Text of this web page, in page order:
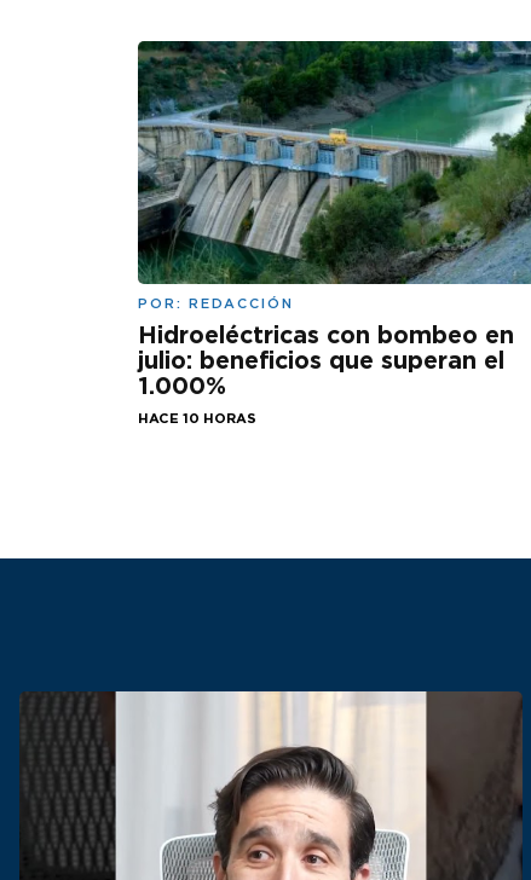
POR: REDACCIÓN
Hidroeléctricas con bombeo en
julio: beneficios que superan el
1.000%
HACE 10 HORAS